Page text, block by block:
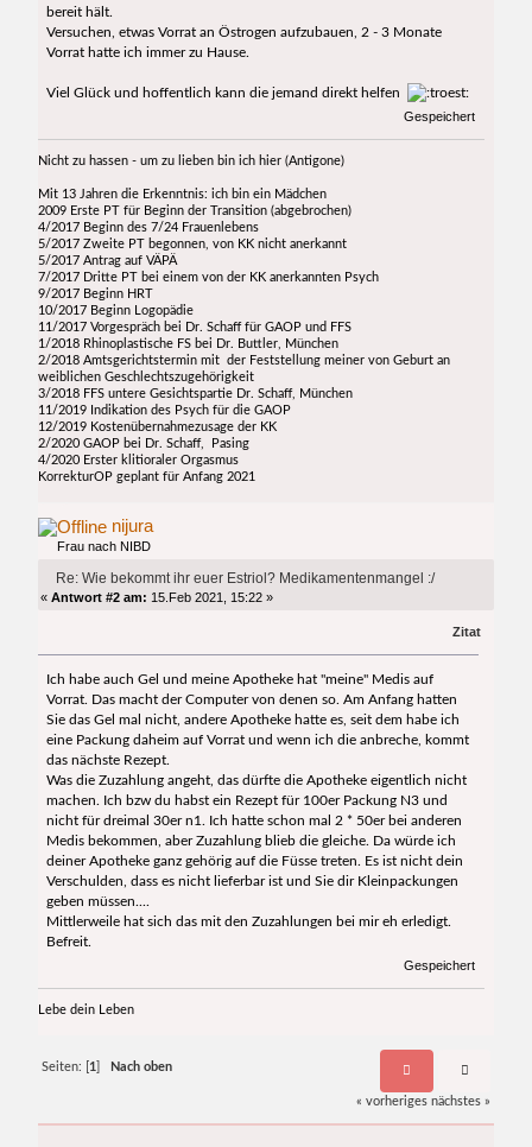
bereit hält.
Versuchen, etwas Vorrat an Östrogen aufzubauen, 2 - 3 Monate
Vorrat hatte ich immer zu Hause.
Viel Glück und hoffentlich kann die jemand direkt helfen
Gespeichert
Nicht zu hassen - um zu lieben bin ich hier (Antigone)
Mit 13 Jahren die Erkenntnis: ich bin ein Mädchen
2009 Erste PT für Beginn der Transition (abgebrochen)
4/2017 Beginn des 7/24 Frauenlebens
5/2017 Zweite PT begonnen, von KK nicht anerkannt
5/2017 Antrag auf VÄPÄ
7/2017 Dritte PT bei einem von der KK anerkannten Psych
9/2017 Beginn HRT
10/2017 Beginn Logopädie
11/2017 Vorgespräch bei Dr. Schaff für GAOP und FFS
1/2018 Rhinoplastische FS bei Dr. Buttler, München
2/2018 Amtsgerichtstermin mit der Feststellung meiner von Geburt an
weiblichen Geschlechtszugehörigkeit
3/2018 FFS untere Gesichtspartie Dr. Schaff, München
11/2019 Indikation des Psych für die GAOP
12/2019 Kostenübernahmezusage der KK
2/2020 GAOP bei Dr. Schaff, Pasing
4/2020 Erster klitioraler Orgasmus
KorrekturOP geplant für Anfang 2021
nijura
Frau nach NIBD
Re: Wie bekommt ihr euer Estriol? Medikamentenmangel :/
«Antwort #2 am: 15.Feb 2021, 15:22 »
Zitat
Ich habe auch Gel und meine Apotheke hat "meine" Medis auf
Vorrat. Das macht der Computer von denen so. Am Anfang hatten
Sie das Gel mal nicht, andere Apotheke hatte es, seit dem habe ich
eine Packung daheim auf Vorrat und wenn ich die anbreche, kommt
das nächste Rezept.
Was die Zuzahlung angeht, das dürfte die Apotheke eigentlich nicht
machen. Ich bzw du habst ein Rezept für 100er Packung N3 und
nicht für dreimal 30er n1. Ich hatte schon mal 2 * 50er bei anderen
Medis bekommen, aber Zuzahlung blieb die gleiche. Da würde ich
deiner Apotheke ganz gehörig auf die Füsse treten. Es ist nicht dein
Verschulden, dass es nicht lieferbar ist und Sie dir Kleinpackungen
geben müssen....
Mittlerweile hat sich das mit den Zuzahlungen bei mir eh erledigt.
Befreit.
Gespeichert
Lebe dein Leben
Seiten: [ 1 Nach oben
« vorheriges nächstes »